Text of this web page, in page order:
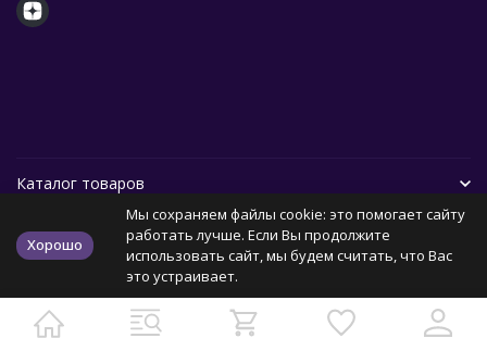
Каталог товаров
Помощь
Политика персональных данных Карта сайта
Хорошо
Мы сохраняем файлы cookie: это помогает сайту
работать лучше. Если Вы продолжите
использовать сайт, мы будем считать, что Вас
это устраивает.